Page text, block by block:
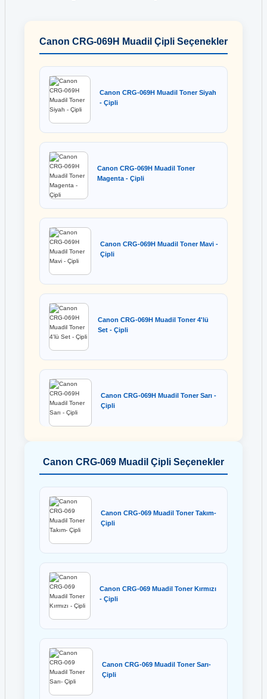
Canon CRG-069H Muadil Çipli Seçenekler
Canon CRG-069H Muadil Toner Siyah
- Çipli
Canon CRG-069H Muadil Toner
Magenta - Çipli
Canon CRG-069H Muadil Toner Mavi -
Çipli
Canon CRG-069H Muadil Toner 4'lü
Set - Çipli
Canon CRG-069H Muadil Toner Sarı -
Çipli
Canon CRG-069 Muadil Çipli Seçenekler
Canon CRG-069 Muadil Toner Takım-
Çipli
Canon CRG-069 Muadil Toner Kırmızı
- Çipli
Canon CRG-069 Muadil Toner Sarı-
Çipli